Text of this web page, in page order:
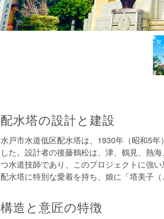
配水塔の設計と建設
水戸市水道低区配水塔は、1930年（昭和5
した。設計者の後藤鶴松は、津、鶴見、熱
つ水道技師であり、このプロジェクトに強
配水塔に特別な愛着を持ち、娘に「塔美子
構造と意匠の特徴